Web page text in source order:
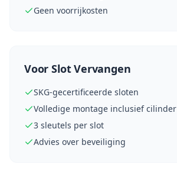
Geen voorrijkosten
Voor Slot Vervangen
SKG-gecertificeerde sloten
Volledige montage inclusief cilinder
3 sleutels per slot
Advies over beveiliging